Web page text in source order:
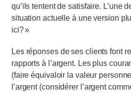
qu’ils tentent de satisfaire. L’une
situation actuelle à une version
ici? »
Les réponses de ses clients font
rapports à l’argent. Les plus
(faire équivaloir la valeur
l’argent (considérer l’argent